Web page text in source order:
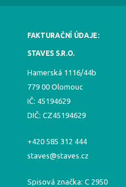
FAKTURAČNÍ ÚDAJE:
STAVES S.R.O.
Hamerská 1116/44b
779 00 Olomouc
IČ: 45194629
DIČ: CZ45194629
+420 585 312 444
staves@staves.cz
Spisová značka: C 2950